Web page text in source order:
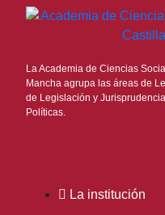
La Academia de Ciencias
Mancha agrupa las áreas de
de Legislación y
Políticas.
La institución